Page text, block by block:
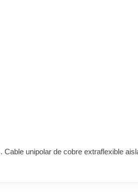
unipolar de cobre extraflexible